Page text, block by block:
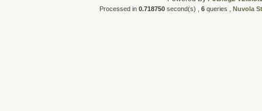
Processed in 0.718750 second(s) , 6 queries , Nuvola